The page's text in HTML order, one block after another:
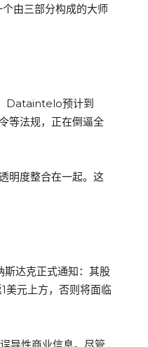
由三部分构成的大师
Dataintelo预计到
等法规，正在倒逼全
明度整合在一起。这
达克正式通知：其股
美元上方，否则将面临